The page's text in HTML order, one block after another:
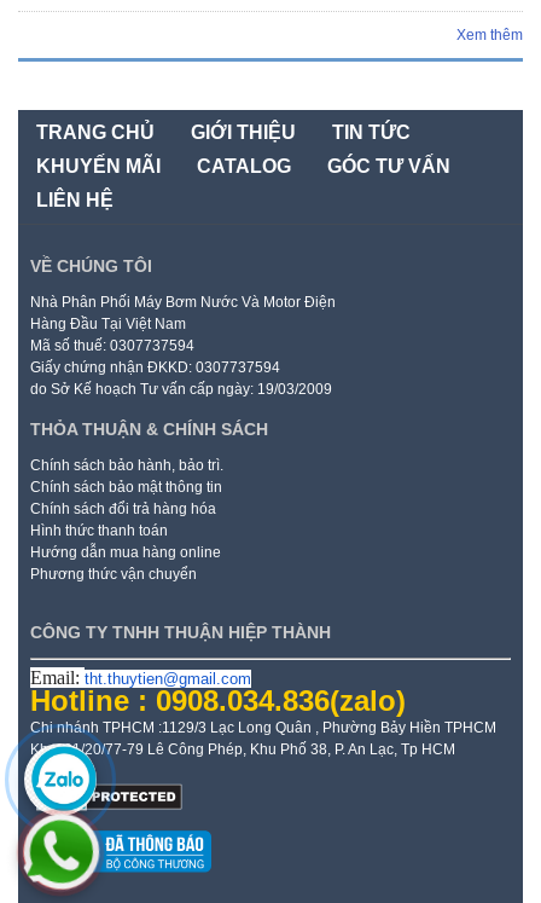
Xem thêm
TRANG CHỦ GIỚI THIỆU
TIN TỨC
KHUYẾN MÃI
CATALOG
GÓC TƯ VẤN
LIÊN HỆ
VỀ CHÚNG TÔI
Nhà Phân Phối Máy Bơm Nước Và Motor Điện
Hàng Đầu Tại Việt Nam
Mã số thuế: 0307737594
Giấy chứng nhận ĐKKD: 0307737594
do Sở Kế hoạch Tư vấn cấp ngày: 19/03/2009
THỎA THUẬN & CHÍNH SÁCH
Chính sách bảo hành, bảo trì.
Chính sách bảo mật thông tin
Chính sách đổi trả hàng hóa
Hình thức thanh toán
Hướng dẫn mua hàng online
Phương thức vận chuyển
CÔNG TY TNHH THUẬN HIỆP THÀNH
Email: tht.thuytien@gmail.com
Hotline : 0908.034.836(zalo)
Chi nhánh TPHCM :1129/3 Lạc Long Quân , Phường Bảy Hiền TPHCM
Kho: 21/20/77-79 Lê Công Phép, Khu Phố 38, P. An Lạc, Tp HCM